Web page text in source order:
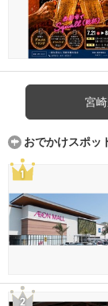
宮
おでかけスポッ